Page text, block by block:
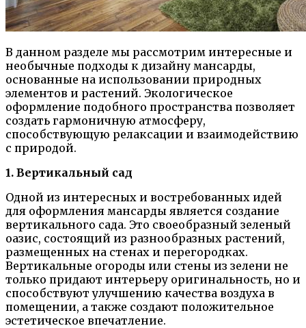
В данном разделе мы рассмотрим интересные и
необычные подходы к дизайну мансарды,
основанные на использовании природных
элементов и растений. Экологическое
оформление подобного пространства позволяет
создать гармоничную атмосферу,
способствующую релаксации и взаимодействию
с природой.
1. Вертикальный сад
Одной из интересных и востребованных идей
для оформления мансарды является создание
вертикального сада. Это своеобразный зеленый
оазис, состоящий из разнообразных растений,
размещенных на стенах и перегородках.
Вертикальные огороды или стены из зелени не
только придают интерьеру оригинальность, но и
способствуют улучшению качества воздуха в
помещении, а также создают положительное
эстетическое впечатление.